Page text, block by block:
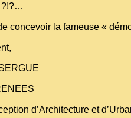
?!?…
concevoir la fameuse «
d’Architecture et